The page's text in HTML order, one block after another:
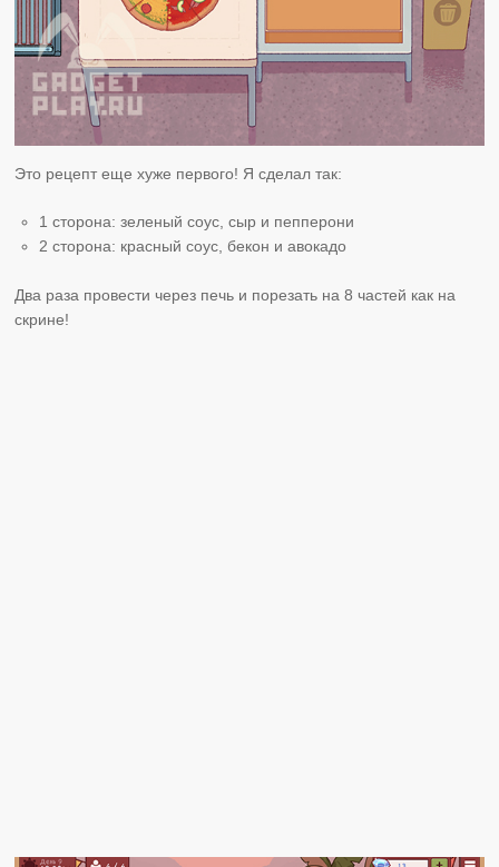
Это рецепт еще хуже первого! Я сделал так:
1 сторона: зеленый соус, сыр и пепперони
2 сторона: красный соус, бекон и авокадо
Два раза провести через печь и порезать на 8 частей как на
скрине!